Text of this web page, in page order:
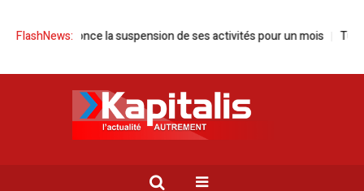
FlashNews:
annonce la suspension de ses activités pour un mois Tunisie |